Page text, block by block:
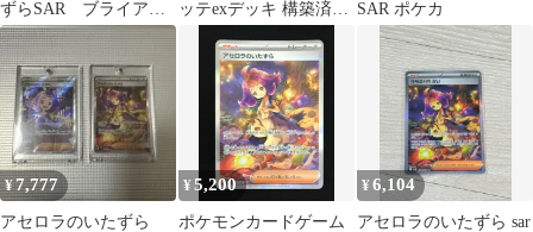
ずらSAR ブライア
スリープ
ッテexデッキ 構築済み
exデッキ
SAR ポケカ
¥7,777
アセロラのいたずら
¥5,200
ポケモンカードゲーム
¥6,104
アセロラのいたずら sar